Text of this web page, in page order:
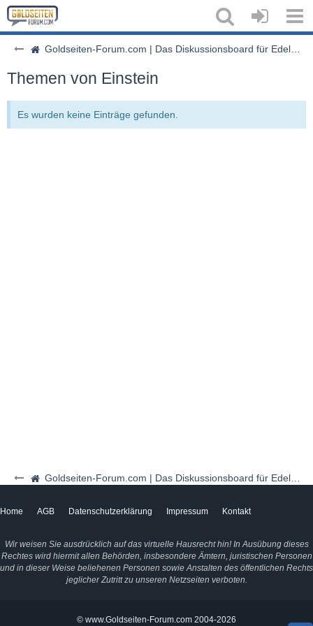
Goldseiten-Forum.com | Das Diskussionsboard für Edelmetalle & Rohstoffe
Goldseiten-Forum.com | Das Diskussionsboard für Edelmetalle & Rohstoffe
Themen von Einstein
Es wurden keine Einträge gefunden.
Home AGB Datenschutzerklärung Impressum Kontakt
Wir weisen Sie ausdrücklich auf das virtuelle Hausrecht hin! In Ausübung dieses
Rechtes wird hiermit allen Behörden, insbesondere Ämtern, juristischen Personen
und in dieser Weise beliehenen Personen sowie Anstalten des öffentlichen Rechts
jeglicher Zutritt zu unseren Netzseiten verboten.
© www.Goldseiten-Forum.com 2004-2026